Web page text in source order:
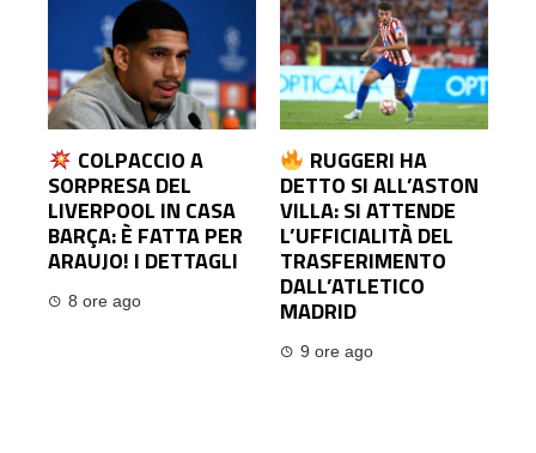
COLPACCIO A
SORPRESA DEL
LIVERPOOL IN CASA
BARÇA: È FATTA PER
ARAUJO! I DETTAGLI
8 ore ago
RUGGERI HA
DETTO SI ALL’ASTON
VILLA: SI ATTENDE
L’UFFICIALITÀ DEL
TRASFERIMENTO
DALL’ATLETICO
MADRID
9 ore ago